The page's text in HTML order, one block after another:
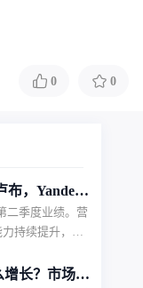
0 0
布，Yandex
二季度业绩。营
持续提升，电
增长？市场规